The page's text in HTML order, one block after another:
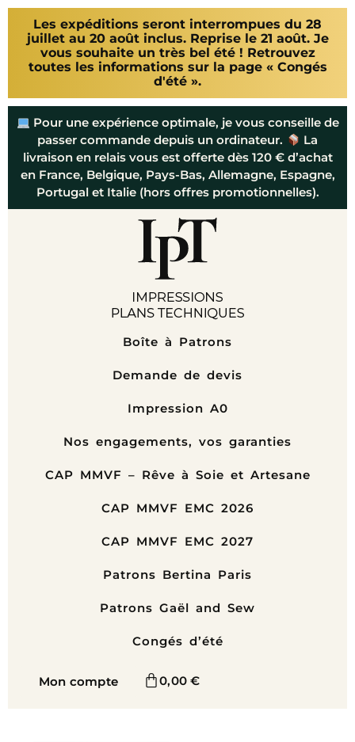
Les expéditions seront interrompues du 28
juillet au 20 août inclus. Reprise le 21 août. Je
vous souhaite un très bel été ! Retrouvez
toutes les informations sur la page « Congés
d'été ».
Pour une expérience optimale, je vous conseille de
passer commande depuis un ordinateur.
La
livraison en relais vous est offerte dès 120 € d’achat
en France, Belgique, Pays-Bas, Allemagne, Espagne,
Portugal et Italie (hors offres promotionnelles).
Boîte à Patrons
Demande de devis
Impression A0
Nos engagements, vos garanties
CAP MMVF – Rêve à Soie et Artesane
CAP MMVF EMC 2026
CAP MMVF EMC 2027
Patrons Bertina Paris
Patrons Gaël and Sew
Congés d’été
Mon compte 0,00€